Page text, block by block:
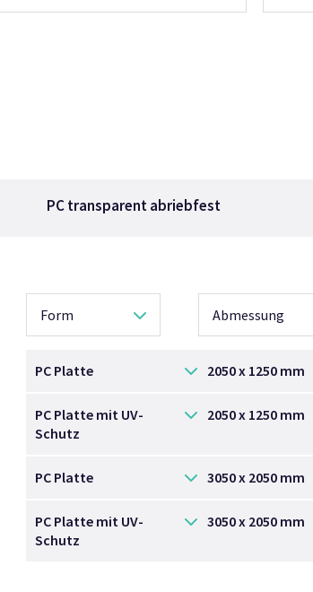
PC transparent abriebfest
Form Abmessung
PC Platte 2050 x 1250 mm
PC Platte mit UV-
Schutz
2050 x 1250 mm
PC Platte 3050 x 2050 mm
PC Platte mit UV-
Schutz
3050 x 2050 mm